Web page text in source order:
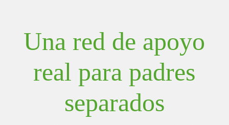
Una red de apoyo
real para padres
separados